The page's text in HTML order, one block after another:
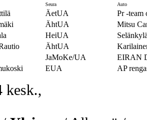
Seura
Auto
ÄetUA Pr -team
ÄhtUA Mitsu
HeiUA
ÄhtUA
JaMoKe/UA EIRAN
EUA AP
kesk.,